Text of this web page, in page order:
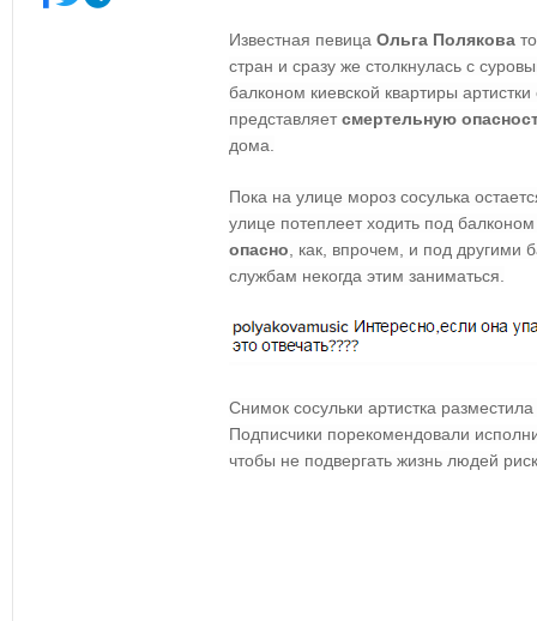
Известная певица Ольга Полякова
стран и сразу же столкнулась с
балконом киевской квартиры
представляетсмертельную
дома.
Пока на улице мороз сосулька
улице потеплеет ходить под
опасно , как, впрочем, и под другими
службам некогда этим заниматься.
Снимок сосульки артистка
Подписчики порекомендовали
чтобы не подвергать жизнь людей